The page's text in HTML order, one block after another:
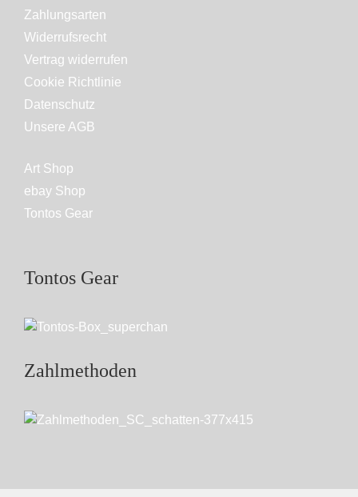
Zahlungsarten
Widerrufsrecht
Vertrag widerrufen
Cookie Richtlinie
Datenschutz
Unsere AGB
Art Shop
ebay Shop
Tontos Gear
Tontos Gear
Zahlmethoden